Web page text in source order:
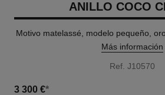
ANILLO COCO
Motivo matelassé, modelo pequeño,
Más información
Ref. J10570
3 300 €*